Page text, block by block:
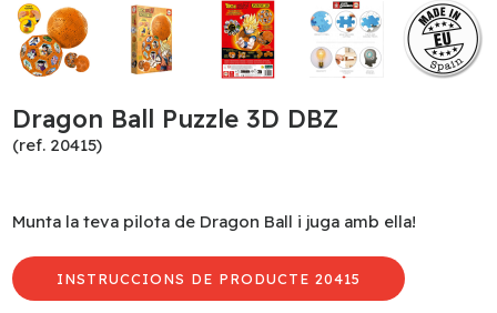
Dragon Ball Puzzle 3D DBZ
(ref. 20415)
Munta la teva pilota de Dragon Ball i juga amb ella!
INSTRUCCIONS DE PRODUCTE 20415